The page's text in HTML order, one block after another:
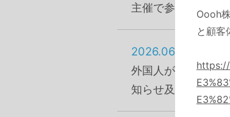
主催で参画します。
2026.06.16
外国人が多い鶴見
知らせ及び主催で
Oooh
と顧客